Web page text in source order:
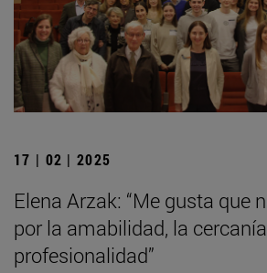
17 | 02 | 2025
Elena Arzak: “Me gusta que
por la amabilidad, la
profesionalidad”